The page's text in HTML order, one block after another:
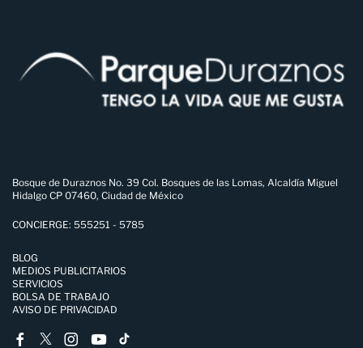
Bosque de Duraznos No. 39 Col. Bosques de las Lomas, Alcaldía Miguel
Hidalgo CP 07460, Ciudad de México
CONCIERGE: 555251 - 5785
BLOG
MEDIOS PUBLICITARIOS
SERVICIOS
BOLSA DE TRABAJO
AVISO DE PRIVACIDAD